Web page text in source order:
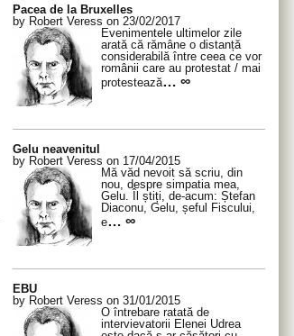
Pacea de la Bruxelles
by Robert Veress on 23/02/2017
Evenimentele ultimelor zile
arată că rămâne o distanță
considerabilă între ceea ce vor
românii care au protestat / mai
protestează… ∞
Gelu neavenitul
by Robert Veress on 17/04/2015
Mă văd nevoit să scriu, din
nou, despre simpatia mea,
Gelu. Îl știți, de-acum: Ștefan
Diaconu, Gelu, șeful Fiscului,
e… ∞
EBU
by Robert Veress on 31/01/2015
O întrebare ratată de
intervievatorii Elenei Udrea